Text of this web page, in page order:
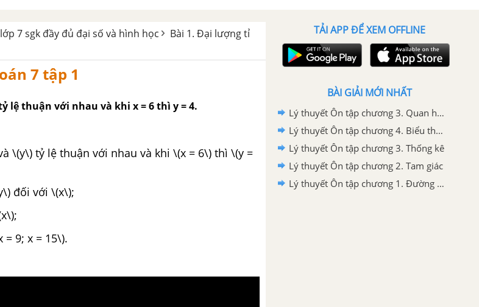
7 sgk đầy đủ đại số và hình học
Bài 1. Đại lượng tỉ
7 tập 1
lệ thuận với nhau và khi x = 6 thì y = 4.
\(y\) tỷ lệ thuận với nhau và khi \(x = 6\) thì \(y =
đối với \(x\);
9; x = 15\).
TẢI APP ĐỂ XEM OFFLINE
BÀI GIẢI MỚI NHẤT
Lý thuyết Ôn tập chương 3. Quan hệ giữa các yếu tố trong tam giác
Lý thuyết Ôn tập chương 4. Biểu thức đại số
Lý thuyết Ôn tập chương 3. Thống kê
Lý thuyết Ôn tập chương 2. Tam giác
Lý thuyết Ôn tập chương 1. Đường thẳng vuông góc. Đường thẳng song song